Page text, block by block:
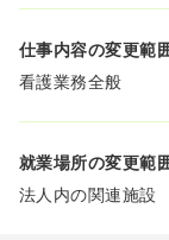
仕事内容の変更範
看護業務全般
就業場所の変更範
法人内の関連施設